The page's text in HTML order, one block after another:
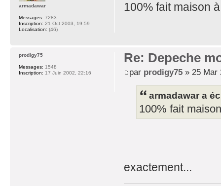
100% fait maison
armadawar
Messages: 7283
Inscription: 21 Oct 2003, 19:59
Localisation: (46)
Re: Depeche
par prodigy75» 25 Mar
armadawar a
100% fait
exactement...
prodigy75
Messages: 1548
Inscription: 17 Juin 2002, 22:16